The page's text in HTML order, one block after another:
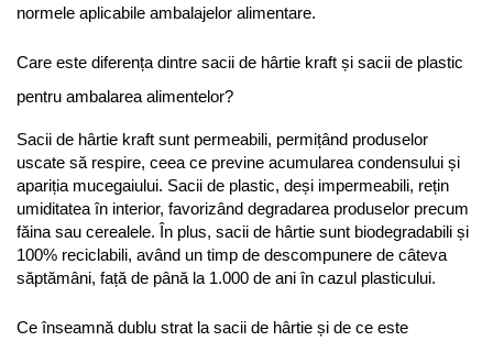
normele aplicabile ambalajelor alimentare.
Care este diferența dintre sacii de hârtie kraft și sacii de plastic
pentru ambalarea alimentelor?
Sacii de hârtie kraft sunt permeabili, permițând produselor
uscate să respire, ceea ce previne acumularea condensului și
apariția mucegaiului. Sacii de plastic, deși impermeabili, rețin
umiditatea în interior, favorizând degradarea produselor precum
făina sau cerealele. În plus, sacii de hârtie sunt biodegradabili și
100% reciclabili, având un timp de descompunere de câteva
săptămâni, față de până la 1.000 de ani în cazul plasticului.
Ce înseamnă dublu strat la sacii de hârtie și de ce este